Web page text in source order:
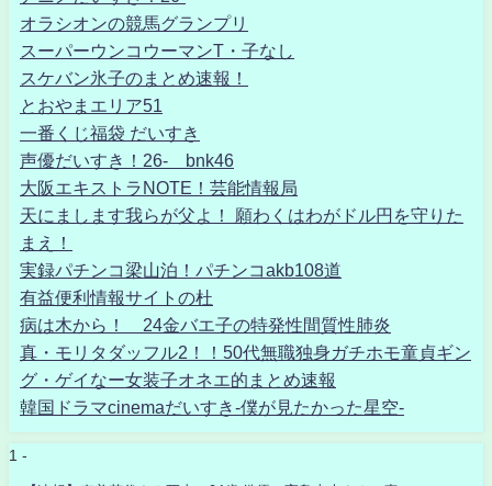
オラシオンの競馬グランプリ
スーパーウンコウーマンT・子なし
スケバン氷子のまとめ速報！
とおやまエリア51
一番くじ福袋 だいすき
声優だいすき！26- bnk46
大阪エキストラNOTE！芸能情報局
天にまします我らが父よ！ 願わくはわがドル円を守りた
まえ！
実録パチンコ梁山泊！パチンコakb108道
有益便利情報サイトの杜
病は木から！ 24金バエ子の特発性間質性肺炎
真・モリタダッフル2！！50代無職独身ガチホモ童貞ギン
グ・ゲイなー女装子オネエ的まとめ速報
韓国ドラマcinemaだいすき-僕が見たかった星空-
1 -